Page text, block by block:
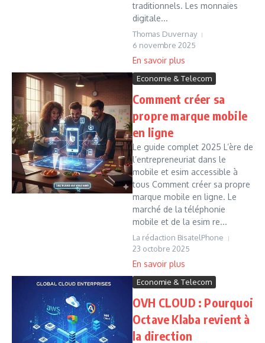
traditionnels. Les monnaies
digitale...
Thomas Duvernay
6 novembre 2025
Economie & Telecom
Comment créer sa
propre marque mobile
en ligne
Le guide complet 2025 L’ère de
l’entrepreneuriat dans le
mobile et esim accessible à
tous Comment créer sa propre
marque mobile en ligne. Le
marché de la téléphonie
mobile et de la esim re...
La rédaction BisatelPhone
23 octobre 2025
Economie & Telecom
OVH CLOUD : Pourquoi
Octave Klaba revient à
la direction